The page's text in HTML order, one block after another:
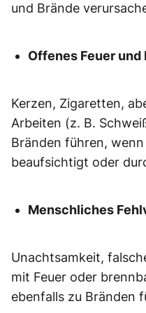
und Brände
Offenes Feuer
Kerzen, Zigaretten,
Arbeiten (z. B.
Bränden führen,
beaufsichtigt oder
Menschliches
Unachtsamkeit,
mit Feuer oder
ebenfalls zu Bränden